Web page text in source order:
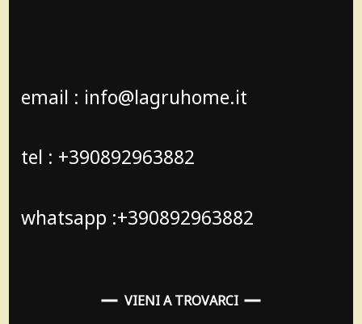
email : info@lagruhome.it
tel : +390892963882
whatsapp :+390892963882
VIENI A TROVARCI